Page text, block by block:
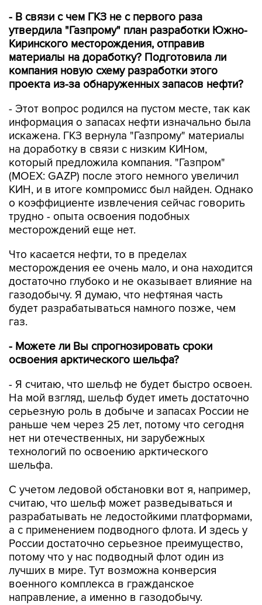
- В связи с чем ГКЗ не с первого раза
утвердила "Газпрому" план разработки Южно-
Киринского месторождения, отправив
материалы на доработку? Подготовила ли
компания новую схему разработки этого
проекта из-за обнаруженных запасов нефти?
- Этот вопрос родился на пустом месте, так как
информация о запасах нефти изначально была
искажена. ГКЗ вернула "Газпрому" материалы
на доработку в связи с низким КИНом,
который предложила компания. "Газпром"
(MOEX: GAZP) после этого немного увеличил
КИН, и в итоге компромисс был найден. Однако
о коэффициенте извлечения сейчас говорить
трудно - опыта освоения подобных
месторождений еще нет.
Что касается нефти, то в пределах
месторождения ее очень мало, и она находится
достаточно глубоко и не оказывает влияние на
газодобычу. Я думаю, что нефтяная часть
будет разрабатываться намного позже, чем
газ.
- Можете ли Вы спрогнозировать сроки
освоения арктического шельфа?
- Я считаю, что шельф не будет быстро освоен.
На мой взгляд, шельф будет иметь достаточно
серьезную роль в добыче и запасах России не
раньше чем через 25 лет, потому что сегодня
нет ни отечественных, ни зарубежных
технологий по освоению арктического
шельфа.
С учетом ледовой обстановки вот я, например,
считаю, что шельф может разведываться и
разрабатывать не ледостойкими платформами,
а с применением подводного флота. И здесь у
России достаточно серьезное преимущество,
потому что у нас подводный флот один из
лучших в мире. Тут возможна конверсия
военного комплекса в гражданское
направление, а именно в газодобычу.